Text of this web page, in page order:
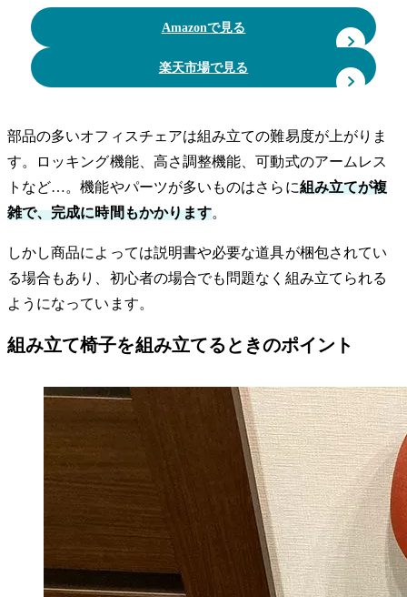
Amazonで見る
楽天市場で見る
部品の多いオフィスチェアは組み立ての難易度が上がりま
す。ロッキング機能、高さ調整機能、可動式のアームレス
トなど…。機能やパーツが多いものはさらに組み立てが複
雑で、完成に時間もかかります。
しかし商品によっては説明書や必要な道具が梱包されてい
る場合もあり、初心者の場合でも問題なく組み立てられる
ようになっています。
組み立て椅子を組み立てるときのポイント